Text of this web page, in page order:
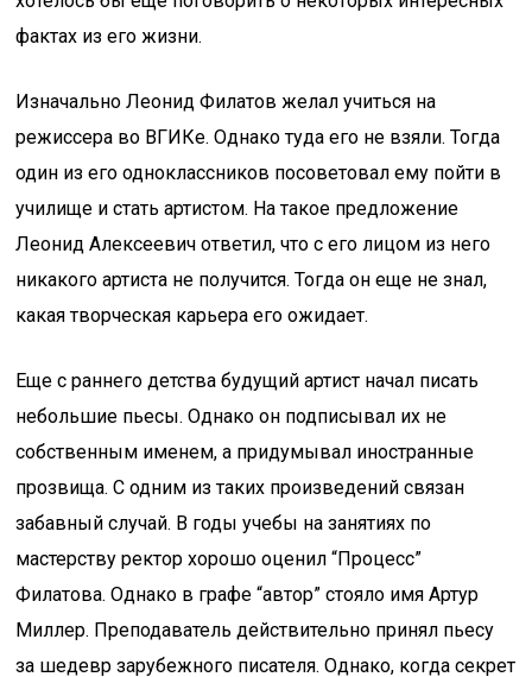
фактах из его жизни.
Изначально Леонид Филатов желал учиться на
режиссера во ВГИКе. Однако туда его не взяли. Тогда
один из его одноклассников посоветовал ему пойти в
училище и стать артистом. На такое предложение
Леонид Алексеевич ответил, что с его лицом из него
никакого артиста не получится. Тогда он еще не знал,
какая творческая карьера его ожидает.
Еще с раннего детства будущий артист начал писать
небольшие пьесы. Однако он подписывал их не
собственным именем, а придумывал иностранные
прозвища. С одним из таких произведений связан
забавный случай. В годы учебы на занятиях по
мастерству ректор хорошо оценил “Процесс”
Филатова. Однако в графе “автор” стояло имя Артур
Миллер. Преподаватель действительно принял пьесу
за шедевр зарубежного писателя. Однако, когда секрет